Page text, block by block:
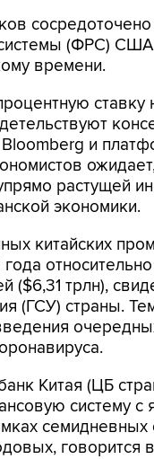
(ФРС)
времени.
ставку
и
растущей
экономики.
китайских
($6,31 трлн),
(ГСУ) страны.
Китая (ЦБ
систему с